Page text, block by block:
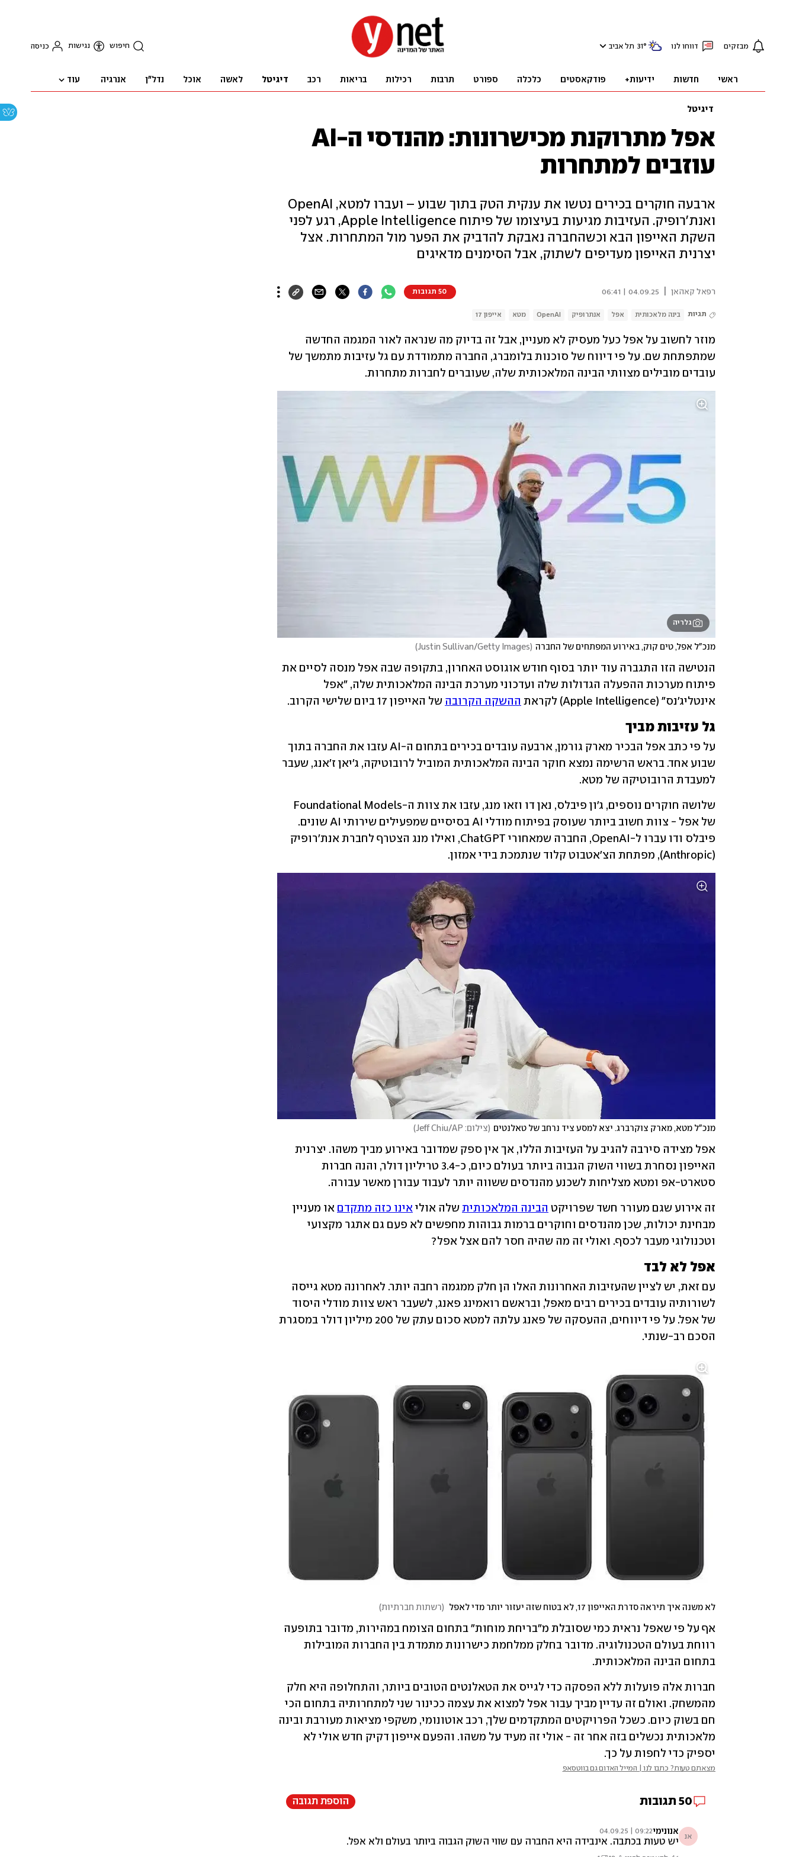
מבזקים דווחו לנו 31° תל אביב חיפוש נגישות כניסה
ראשי חדשות ידיעות+ פודקאסטים כלכלה ספורט תרבות רכילות בריאות רכב דיגיטל לאשה אוכל נדל"ן אנרגיה עוד
דיגיטל
אפל מתרוקנת מכישרונות: מהנדסי ה-AI
עוזבים למתחרות
ארבעה חוקרים בכירים נטשו את ענקית הטק בתוך שבוע – ועברו למטא, OpenAI
ואנת'רופיק. העזיבות מגיעות בעיצומו של פיתוח Apple Intelligence, רגע לפני
השקת האייפון הבא וכשהחברה נאבקת להדביק את הפער מול המתחרות. אצל
יצרנית האייפון מעדיפים לשתוק, אבל הסימנים מדאיגים
רפאל קאהאן 04.09.25 | 06:41 50 תגובות
תגיות בינה מלאכותית אפל אנתרופיק OpenAI מטא אייפון 17
עובדים מובילים מצוותי הבינה המלאכותית שלה, שעוברים לחברות מתחרות.
גלריה
מנכ"ל אפל, טים קוק, באירוע המפתחים של החברה (
Justin Sullivan/Getty Images
)
אינטליג'נס" (Apple Intelligence) לקראת
ההשקה הקרובה של האייפון 17 ביום שלישי הקרוב.
גל עזיבות מביך
למעבדת הרובוטיקה של מטא.
(Anthropic), מפתחת הצ'אטבוט קלוד שנתמכת בידי אמזון.
מנכ"ל מטא, מארק צוקרברג. יצא למסע ציד נרחב של טאלנטים (צילום: Jeff Chiu/AP )
סטארט-אפ ומטא מצליחות לשכנע מהנדסים ששווה יותר לעבוד עבורן מאשר עבורה.
זה אירוע שגם מעורר חשד שפרויקט הבינה המלאכותית שלה אולי אינו כזה מתקדם
וטכנולוגי מעבר לכסף. ואולי זה מה שהיה חסר להם אצל אפל?
אפל לא לבד
הסכם רב-שנתי.
לא משנה איך תיראה סדרת האייפון 17, לא בטוח שזה יעזור יותר מדי לאפל (רשתות חברתיות)
בתחום הבינה המלאכותית.
יספיק כדי לחפות על כך.
מצאתם טעות? כתבו לנו | המייל האדום גם בווטסאפ
50 תגובות הוספת תגובה
אנ אנונימי09:22 | 04.09.25
יש טעות בכתבה. אינבידה היא החברה עם שווי השוק הגבוה ביותר בעולם ולא אפל.